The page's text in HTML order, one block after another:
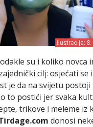
ilustracija:
su i koliko novca
cilj: osjećati se
je da na svijetu
to postići jer svaka
trikove i meleme iz
donosi